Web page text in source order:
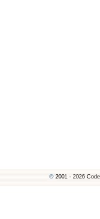
© 2001 - 2026